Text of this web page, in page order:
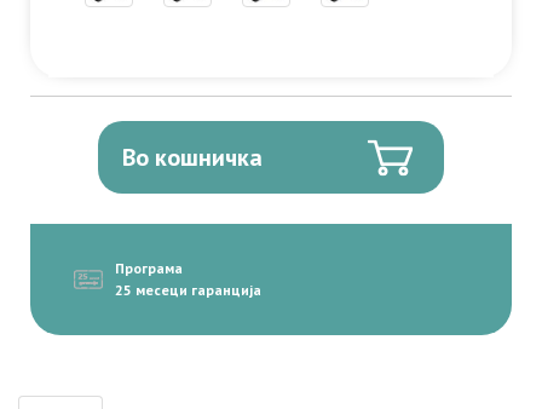
Во кошничка
Програма
25 месеци гаранција